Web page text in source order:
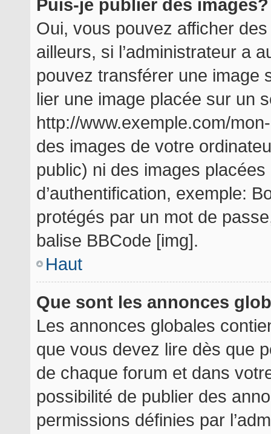
Puis-je publier des images?
Oui, vous pouvez afficher
ailleurs, si l’administrateur a
pouvez transférer une image
lier une image placée sur un
http://www.exemple.com/
des images de votre
public) ni des images
d’authentification, exemple:
protégés par un mot de
balise BBCode [img].
Haut
Que sont les annonces
Les annonces globales
que vous devez lire dès que
de chaque forum et dans
possibilité de publier des
permissions définies par